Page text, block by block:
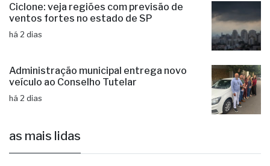
Ciclone: veja regiões com previsão de
ventos fortes no estado de SP
há 2 dias
Administração municipal entrega novo
veículo ao Conselho Tutelar
há 2 dias
as mais lidas